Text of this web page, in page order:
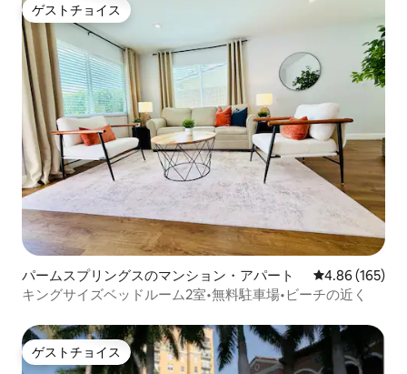
ゲストチョイス
ゲストチョイス
パームスプリングスのマンション・アパート レビュー165
4.86 (165)
キングサイズベッドルーム2室•無料駐車場•ビーチの近く
ゲストチョイス
ゲストチョイス